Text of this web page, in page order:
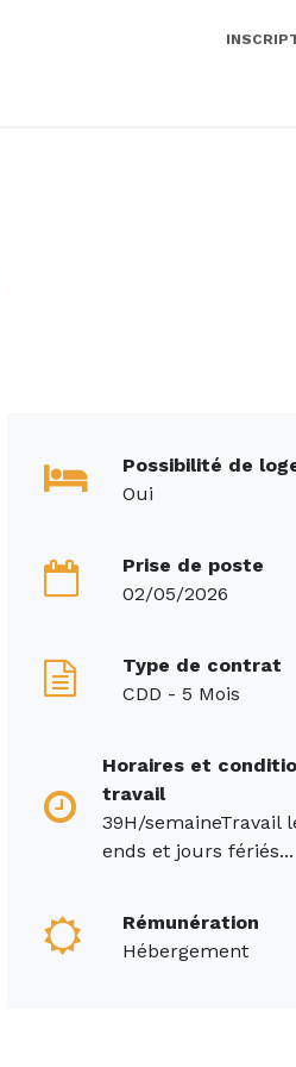
Possibilité de
Oui
Prise de poste
02/05/2026
Type de contrat
CDD - 5 Mois
Horaires et
travail
39H/semaineTravail
ends et jours fériés...
Rémunération
Hébergement